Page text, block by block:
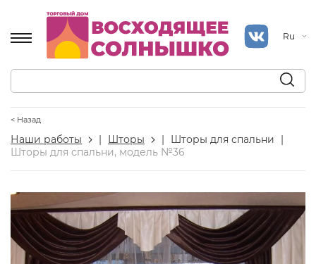
Ru
< Назад
Наши работы | Шторы | Шторы для спальни
|
Шторы для спальни, модель №36